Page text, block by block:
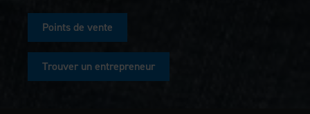
Points de vente
Trouver un entrepreneur